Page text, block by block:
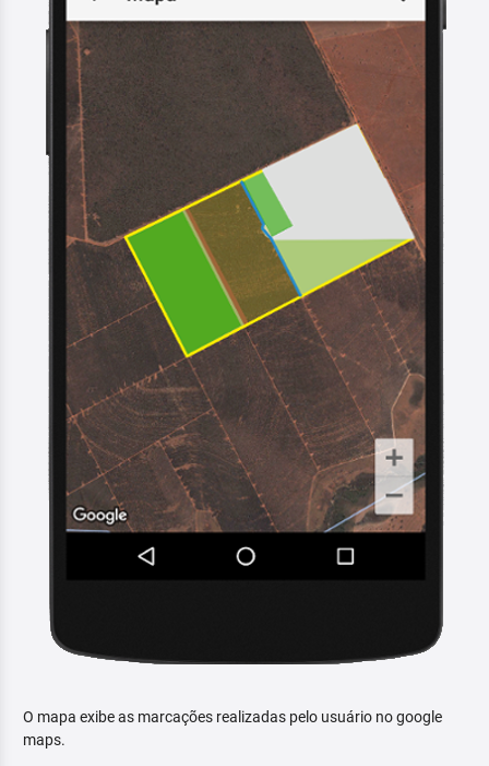
O mapa exibe as marcações realizadas pelo usuário no google
maps.